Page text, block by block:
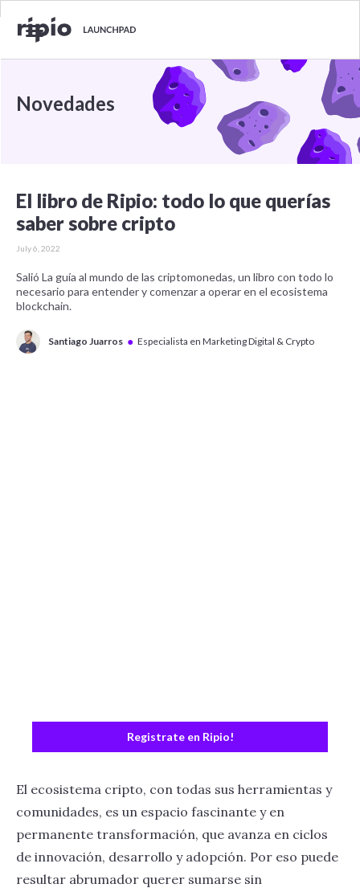
Novedades
El libro de Ripio: todo lo que querías
saber sobre cripto
July 6, 2022
Salió La guía al mundo de las criptomonedas, un libro con todo lo
necesario para entender y comenzar a operar en el ecosistema
blockchain.
Santiago Juarros ● Especialista en Marketing Digital & Crypto
Registrate en Ripio!
El ecosistema cripto, con todas sus herramientas y
comunidades, es un espacio fascinante y en
permanente transformación, que avanza en ciclos
de innovación, desarrollo y adopción. Por eso puede
resultar abrumador querer sumarse sin